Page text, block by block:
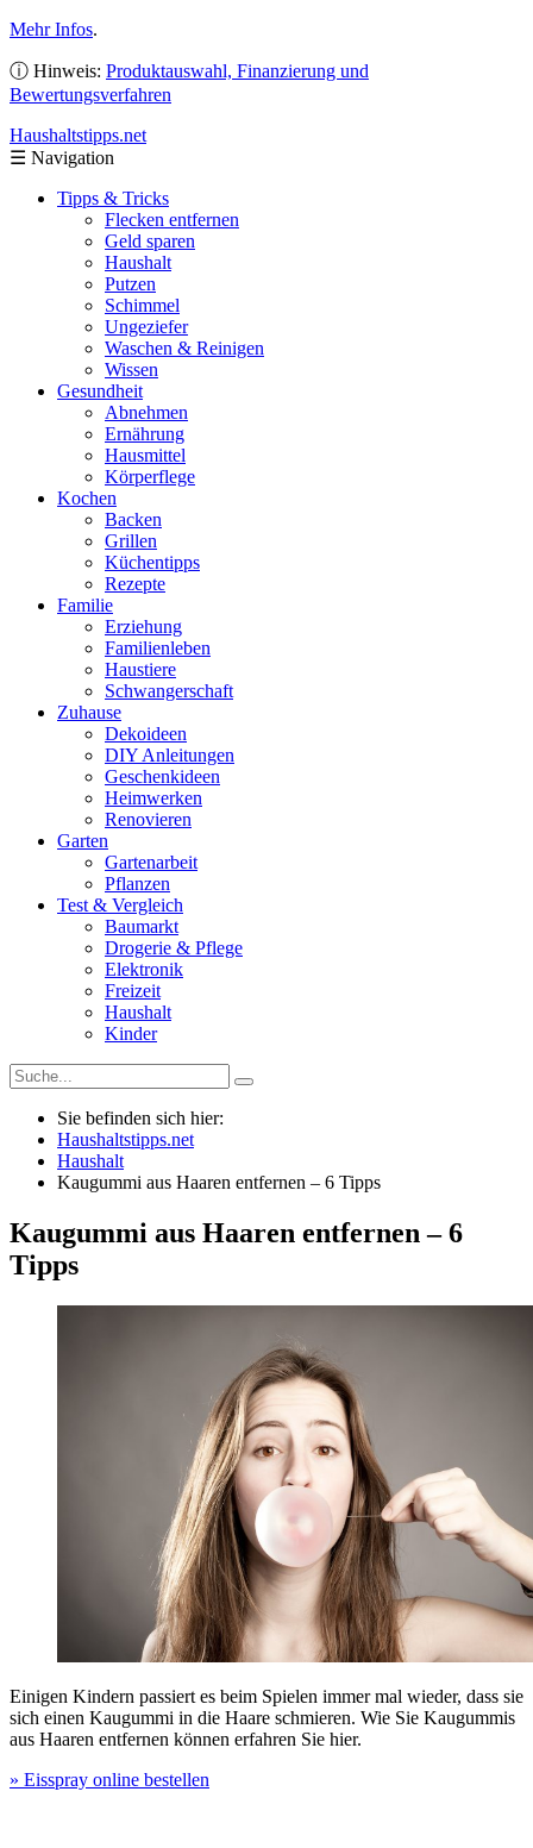
Mehr Infos.
ⓘ Hinweis: Produktauswahl, Finanzierung und
Bewertungsverfahren
Haushaltstipps.net
☰ Navigation
Tipps & Tricks
Flecken entfernen
Geld sparen
Haushalt
Putzen
Schimmel
Ungeziefer
Waschen & Reinigen
Wissen
Gesundheit
Abnehmen
Ernährung
Hausmittel
Körperflege
Kochen
Backen
Grillen
Küchentipps
Rezepte
Familie
Erziehung
Familienleben
Haustiere
Schwangerschaft
Zuhause
Dekoideen
DIY Anleitungen
Geschenkideen
Heimwerken
Renovieren
Garten
Gartenarbeit
Pflanzen
Test & Vergleich
Baumarkt
Drogerie & Pflege
Elektronik
Freizeit
Haushalt
Kinder
Sie befinden sich hier:
Haushaltstipps.net
Haushalt
Kaugummi aus Haaren entfernen – 6 Tipps
Kaugummi aus Haaren entfernen – 6
Tipps
Einigen Kindern passiert es beim Spielen immer mal wieder, dass sie
sich einen Kaugummi in die Haare schmieren. Wie Sie Kaugummis
aus Haaren entfernen können erfahren Sie hier.
» Eisspray online bestellen